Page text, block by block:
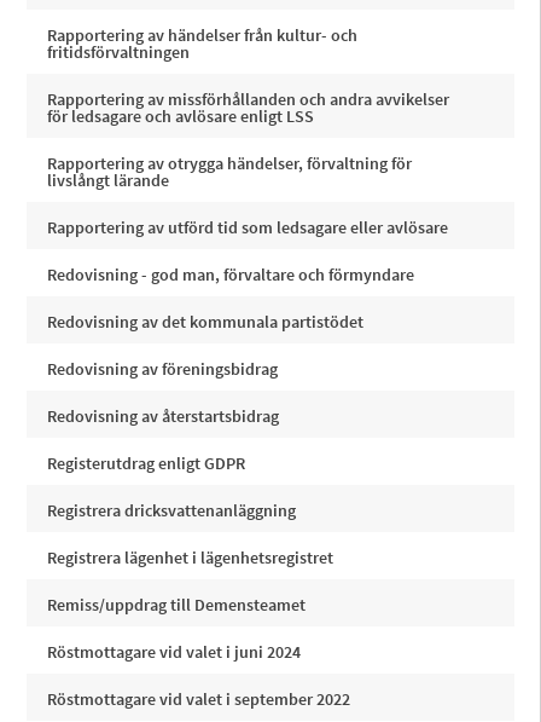
Rapportering av händelser från kultur- och
fritidsförvaltningen
Rapportering av missförhållanden och andra avvikelser
för ledsagare och avlösare enligt LSS
Rapportering av otrygga händelser, förvaltning för
livslångt lärande
Rapportering av utförd tid som ledsagare eller avlösare
Redovisning - god man, förvaltare och förmyndare
Redovisning av det kommunala partistödet
Redovisning av föreningsbidrag
Redovisning av återstartsbidrag
Registerutdrag enligt GDPR
Registrera dricksvattenanläggning
Registrera lägenhet i lägenhetsregistret
Remiss/uppdrag till Demensteamet
Röstmottagare vid valet i juni 2024
Röstmottagare vid valet i september 2022